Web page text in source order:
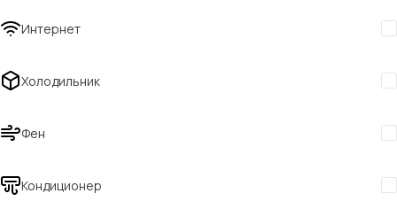
Интернет
Холодильник
Фен
Кондиционер